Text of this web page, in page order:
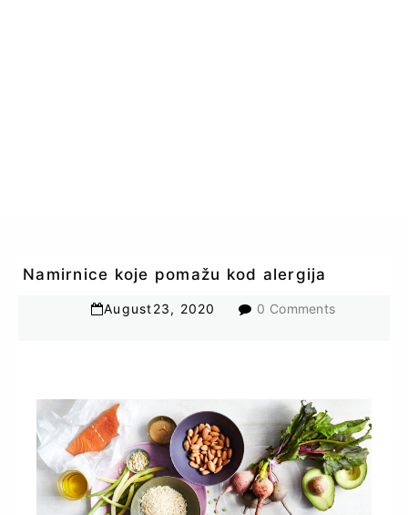
Namirnice koje pomažu kod alergija
August23, 2020 0 Comments